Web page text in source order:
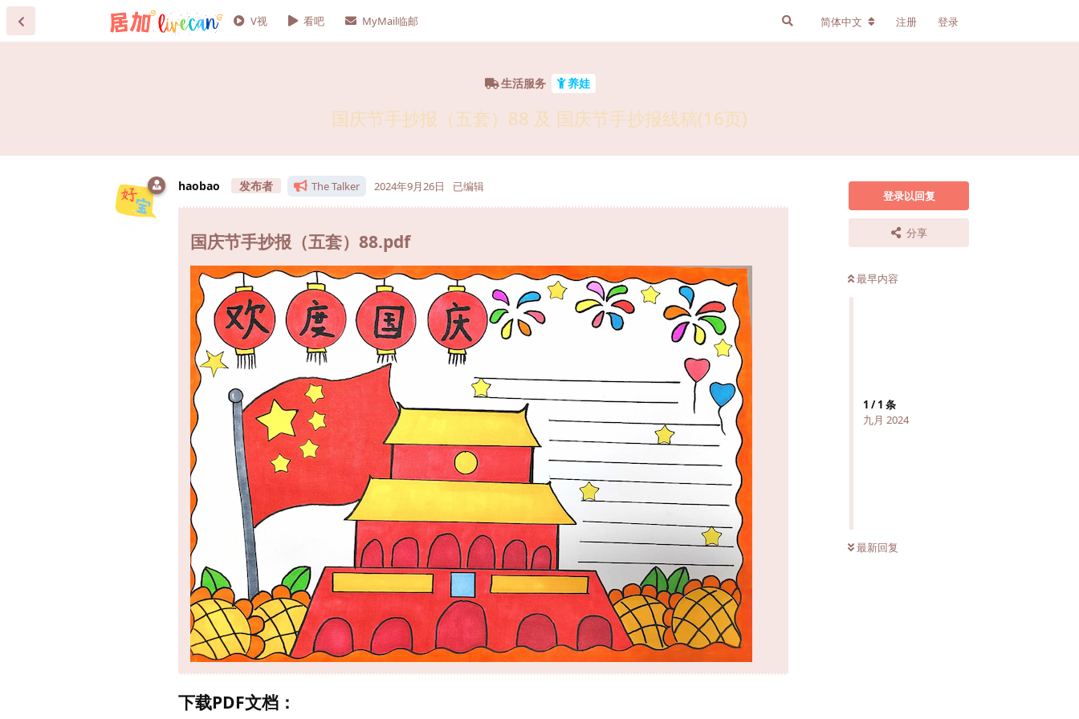
V视 看吧 MyMail临邮 简体中文 注册 登录
生活服务 养娃
国庆节手抄报（五套）88 及 国庆节手抄报线稿(16页)
登录以回复
分享
最早内容
1 /1 条
九月 2024
最新回复
haobao The Talker 2024年9月26日 已编辑
国庆节手抄报（五套）88.pdf
下载PDF文档：